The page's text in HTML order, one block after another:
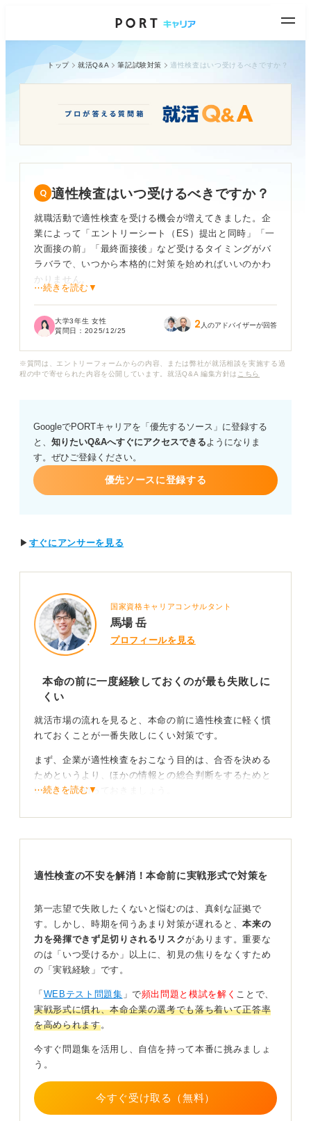
トップ 就活Q&A 筆記試験対策 適性検査はいつ受けるべきですか？
適性検査はいつ受けるべきですか？
就職活動で適性検査を受ける機会が増えてきました。企
業によって「エントリーシート（ES）提出と同時」「一
次面接の前」「最終面接後」など受けるタイミングがバ
ラバラで、いつから本格的に対策を始めればいいのかわ
かりません。
してしまったらどうしよう、という不安があります。
性検査を完了させておくのが良いでしょうか？ また、事
⋯続きを読む▼
大学3年生 女性
質問日： 2025/12/25 2 人のアドバイザーが回答
※質問は、エントリーフォームからの内容、または弊社が就活相談を実施する過
程の中で寄せられた内容を公開しています。就活Q&A 編集方針は こちら
GoogleでPORTキャリアを「優先するソース」に登録する
と、 知りたいQ&Aへすぐにアクセスできるようになりま
す。ぜひご登録ください。
優先ソースに登録する
▶ すぐにアンサーを見る
国家資格キャリアコンサルタント
馬場 岳
プロフィールを見る
本命の前に一度経験しておくのが最も失敗しに
くい
就活市場の流れを見ると、本命の前に適性検査に軽く慣
れておくことが一番失敗しにくい対策です。
まず、企業が適性検査をおこなう目的は、合否を決める
ためというより、ほかの情報との総合判断をするためと
いうことを知っておきましょう。
おすすめなのはそれぞれの時期に合わせて以下の流れで
進めることです。
① 3年生の後半〜就活解禁前に、市販問題集で基礎を確
② ES提出段階〜3月上旬に、本命ではない企業のWebテ
ストで慣れを作る
③ 3月中旬〜本命選考前に、テストセンター形式を1〜2
回受験して実戦感覚をつかむ
このステップを踏むと、本命企業のテストで焦る可能性
がぐっと下がります。
⋯続きを読む▼
適性検査の不安を解消！本命前に実戦形式で対策を
第一志望で失敗したくないと悩むのは、真剣な証拠で
す。しかし、時期を伺うあまり対策が遅れると、本来の
力を発揮できず足切りされるリスクがあります。重要な
のは「いつ受けるか」以上に、初見の焦りをなくすため
の「実戦経験」です。
「 WEBテスト問題集 」で頻出問題と模試を解く ことで、
実戦形式に慣れ、本命企業の選考でも落ち着いて正答率
を高められます。
今すぐ問題集を活用し、自信を持って本番に挑みましょ
う。
今すぐ受け取る（無料）